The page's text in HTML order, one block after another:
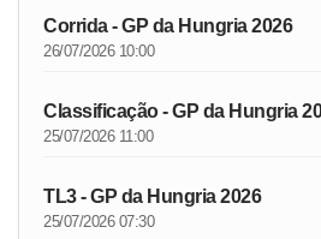
Corrida - GP da Hungria 2026
26/07/2026 10:00
Classificação - GP da Hungria
25/07/2026 11:00
TL3 - GP da Hungria 2026
25/07/2026 07:30